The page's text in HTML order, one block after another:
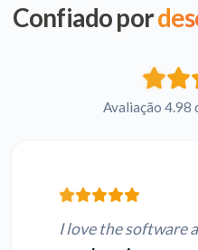
AVI em Hebraico para
texto
AVI em Francês para
Confiado por
Avaliação 4.98
I love the software